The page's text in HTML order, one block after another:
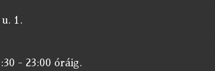
1.
- 23:00 óráig.